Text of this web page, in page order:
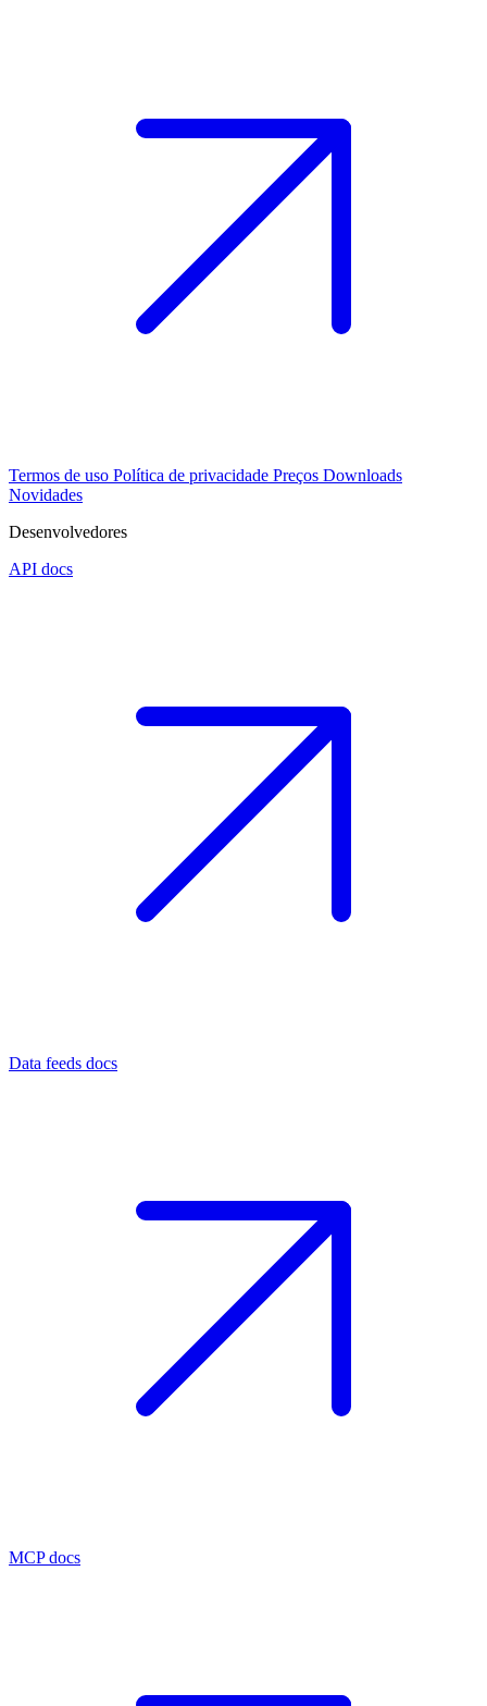
Termos de uso Política de privacidade Preços Downloads
Novidades
Desenvolvedores
API docs
Data feeds docs
MCP docs